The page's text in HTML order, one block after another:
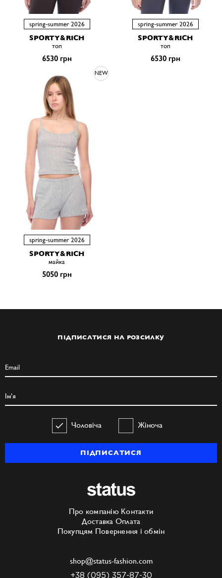
spring-summer 2026
SPORTY&RICH
топ
6530 грн
spring-summer 2026
SPORTY&RICH
топ
6530 грн
NEW
spring-summer 2026
SPORTY&RICH
майка
5050 грн
ПІДПИСАТИСЯ НА РОЗСИЛКУ
Чоловіча Жіноча
ПІДПИСАТИСЯ
Про компанію Контакти
Доставка Оплата
Покупцям Повернення і обмін
shop@status-fashion.com
+38 (095) 357-87-30